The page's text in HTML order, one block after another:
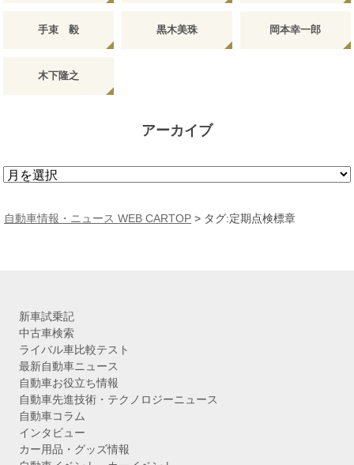
手束 毅 黒木美珠 岡本幸一郎
木下隆之
アーカイブ
ア
カ
自動車情報・ニュース WEB CARTOP > タグ:定期点検標章
新車試乗記
中古車検索
ライバル車比較テスト
最新自動車ニュース
自動車お役立ち情報
自動車先進技術・テクノロジーニュース
自動車コラム
インタビュー
カー用品・グッズ情報